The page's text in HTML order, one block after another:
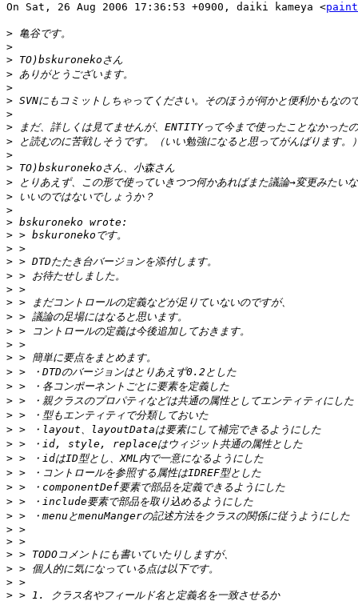
On Sat, 26 Aug 2006 17:36:53 +0900, daiki kameya <
>
>
>
>
>
>
>
>
>
>
>
>
>
>
>
>
>
>
>
>
>
>
>
>
>
>
>
>
>
>
>
>
>
>
>
>
>
>
>
>
>
>